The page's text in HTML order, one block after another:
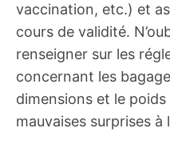
vaccination, etc.) et
cours de validité.
renseigner sur les
concernant les
dimensions et le poids
mauvaises surprises à